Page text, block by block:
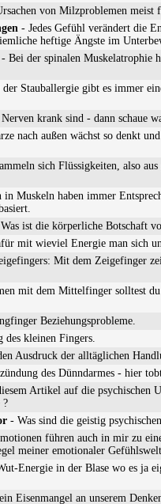
von Milzproblemen
- Jedes Gefühl verändert die
heftige Ängste im
- Bei der spinalen Muskelatrophie
Stauballergie gibt es immer
krank sind - dann schaue
nach außen wächst so denkt
sich Flüssigkeiten, also
in Muskeln haben immer
ist die körperliche Botschaft
mit wieviel Energie man sich
Mit dem Zeigefinger
mit dem Mittelfinger solltest
Beziehungsprobleme.
kleinen Fingers.
Ausdruck der alltäglichen
des Dünndarmes - hier
Artikel auf die psychischen
?
- Was sind die geistig
führen auch in mir zu
meiner emotionaler Gefühlswelt.
Energie in der Blase wo es ja
Eisenmangel an unserem